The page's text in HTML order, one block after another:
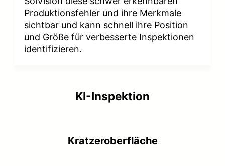
Produktionsfehler und ihre Merkmale
sichtbar und kann schnell ihre Position
und Größe für verbesserte Inspektionen
identifizieren.
KI-Inspektion
Kratzeroberfläche